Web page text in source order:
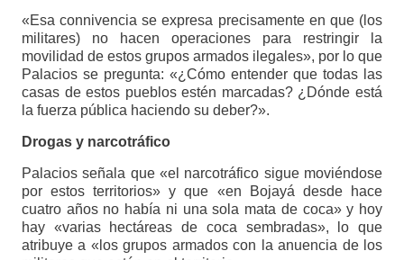
«Esa connivencia se expresa precisamente en que (los
militares) no hacen operaciones para restringir la
movilidad de estos grupos armados ilegales», por lo que
Palacios se pregunta: «¿Cómo entender que todas las
casas de estos pueblos estén marcadas? ¿Dónde está
la fuerza pública haciendo su deber?».
Drogas y narcotráfico
Palacios señala que «el narcotráfico sigue moviéndose
por estos territorios» y que «en Bojayá desde hace
cuatro años no había ni una sola mata de coca» y hoy
hay «varias hectáreas de coca sembradas», lo que
atribuye a «los grupos armados con la anuencia de los